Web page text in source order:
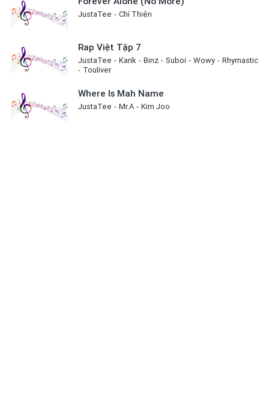
JustaTee Chí Thiện
Rap Việt Tập 7
JustaTee Karik Binz Suboi Wowy
Rhymastic
Touliver
Where Is Mah Name
JustaTee Mr.A Kim Joo